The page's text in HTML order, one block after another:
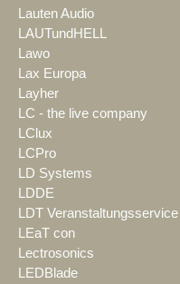
Lauten Audio
LAUTundHELL
Lawo
Lax Europa
Layher
LC - the live company
LClux
LCPro
LD Systems
LDDE
LDT Veranstaltungsservice
LEaT con
Lectrosonics
LEDBlade